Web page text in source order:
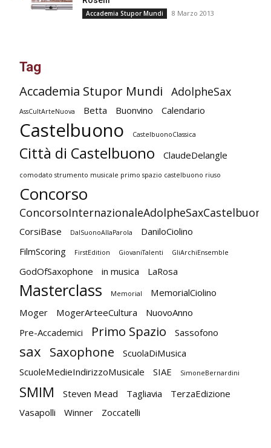
Accademia Stupor Mundi 8 Marzo 2013
Tag
Accademia Stupor Mundi AdolpheSax
AssCultArteNuova Betta Buonvino Calendario
Castelbuono CastelbuonoClassica
Città di Castelbuono ClaudeDelangle
comodato strumento musicale primo spazio castelbuono riuso
Concorso
ConcorsoInternazionaleAdolpheSaxCastelbuono
CorsiBase DalSuonoAllaParola
DaniloCiolino
FilmScoring
FirstEdition GiovaniTalenti GliArchiEnsemble
GodOfSaxophone in musica LaRosa
Masterclass Memorial
MemorialCiolino
Moger
MogerArteeCultura
NuovoAnno
Pre-Accademici
Primo Spazio Sassofono
sax Saxophone
ScuolaDiMusica
ScuoleMedieIndirizzoMusicale
SIAE SimoneBernardini
SMIM Steven Mead Tagliavia
TerzaEdizione
Vasapolli
Winner Zoccatelli